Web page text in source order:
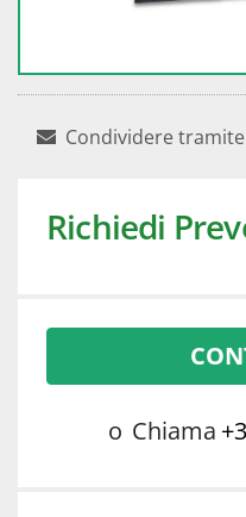
Condividere
Richiedi
o Chiama